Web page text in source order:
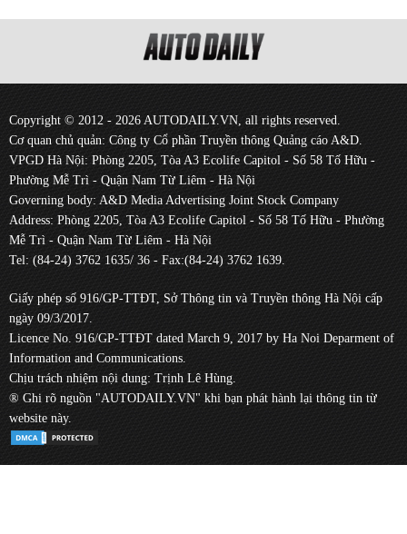
Copyright © 2012 - 2026 AUTODAILY.VN, all rights reserved.
Cơ quan chủ quản: Công ty Cổ phần Truyền thông Quảng cáo A&D.
VPGD Hà Nội: Phòng 2205, Tòa A3 Ecolife Capitol - Số 58 Tố Hữu -
Phường Mễ Trì - Quận Nam Từ Liêm - Hà Nội
Governing body: A&D Media Advertising Joint Stock Company
Address: Phòng 2205, Tòa A3 Ecolife Capitol - Số 58 Tố Hữu - Phường
Mễ Trì - Quận Nam Từ Liêm - Hà Nội
Tel: (84-24) 3762 1635/ 36 - Fax:(84-24) 3762 1639.
Giấy phép số 916/GP-TTĐT, Sở Thông tin và Truyền thông Hà Nội cấp
ngày 09/3/2017.
Licence No. 916/GP-TTĐT dated March 9, 2017 by Ha Noi Deparment of
Information and Communications.
Chịu trách nhiệm nội dung: Trịnh Lê Hùng.
® Ghi rõ nguồn "AUTODAILY.VN" khi bạn phát hành lại thông tin từ
website này.